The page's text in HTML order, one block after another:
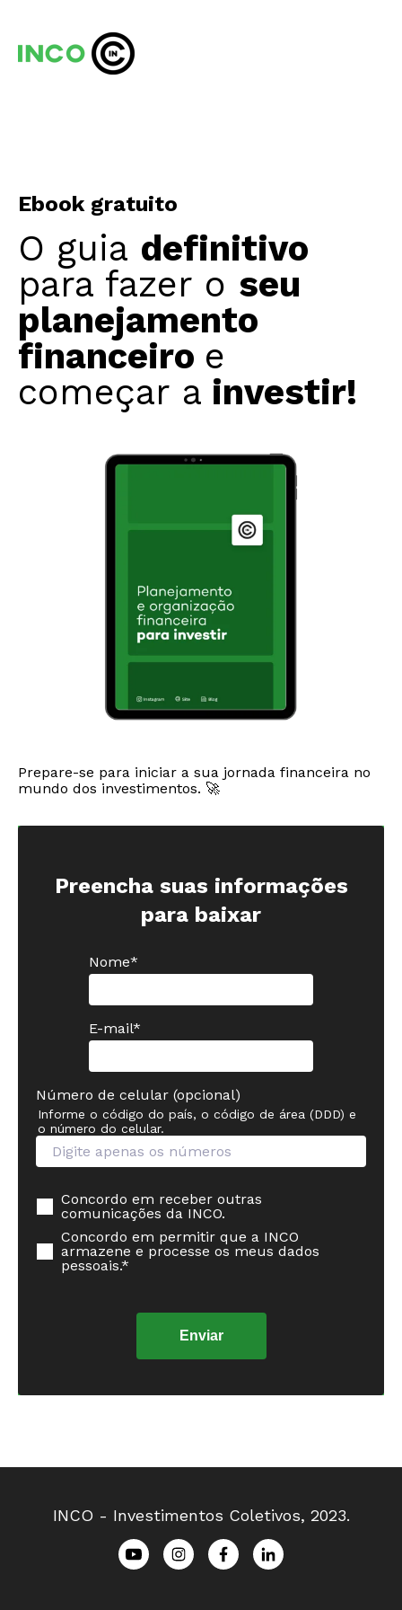
Ebook gratuito
O guia definitivo
para fazer o seu
planejamento
financeiro e
começar a investir!
Prepare-se para iniciar a sua jornada financeira no
mundo dos investimentos. 🚀
Preencha suas informações
para baixar
Nome*
E-mail*
Número de celular (opcional)
Informe o código do país, o código de área (DDD) e
o número do celular.
Concordo em receber outras
comunicações da INCO.
Concordo em permitir que a INCO
armazene e processe os meus dados
pessoais.*
INCO - Investimentos Coletivos, 2023.